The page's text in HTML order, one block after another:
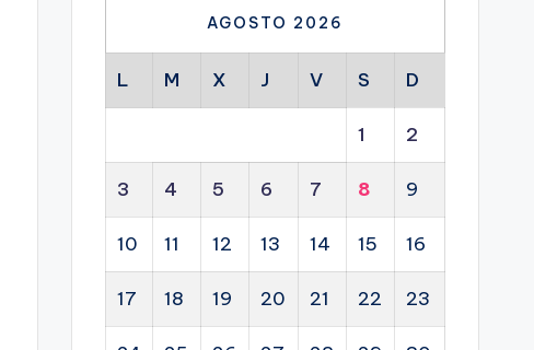
AGOSTO 2026
L M X J V S D
1 2
3 4 5 6 7 8 9
10 11 12 13 14 15 16
17 18 19 20 21 22 23